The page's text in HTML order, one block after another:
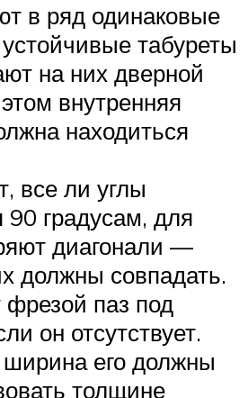
в ряд одинаковые
табуреты
на них дверной
внутренняя
находиться
все ли углы
90 градусам, для
диагонали —
должны совпадать.
паз под
он отсутствует.
его должны
толщине